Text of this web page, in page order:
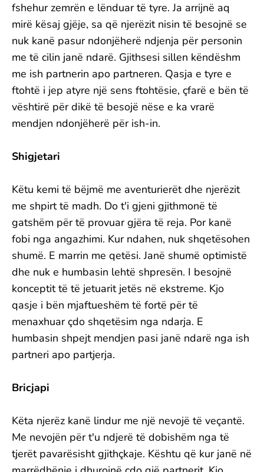
fshehur zemrën e lënduar të tyre. Ja arrijnë aq
mirë kësaj gjëje, sa që njerëzit nisin të besojnë se
nuk kanë pasur ndonjëherë ndjenja për personin
me të cilin janë ndarë. Gjithsesi sillen këndëshm
me ish partnerin apo partneren. Qasja e tyre e
ftohtë i jep atyre një sens ftohtësie, çfarë e bën të
vështirë për dikë të besojë nëse e ka vrarë
mendjen ndonjëherë për ish-in.
Shigjetari
Këtu kemi të bëjmë me aventurierët dhe njerëzit
me shpirt të madh. Do t'i gjeni gjithmonë të
gatshëm për të provuar gjëra të reja. Por kanë
fobi nga angazhimi. Kur ndahen, nuk shqetësohen
shumë. E marrin me qetësi. Janë shumë optimistë
dhe nuk e humbasin lehtë shpresën. I besojnë
konceptit të të jetuarit jetës në ekstreme. Kjo
qasje i bën mjaftueshëm të fortë për të
menaxhuar çdo shqetësim nga ndarja. E
humbasin shpejt mendjen pasi janë ndarë nga ish
partneri apo partjerja.
Bricjapi
Këta njerëz kanë lindur me një nevojë të veçantë.
Me nevojën për t'u ndjerë të dobishëm nga të
tjerët pavarësisht gjithçkaje. Kështu që kur janë në